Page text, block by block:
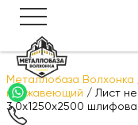
Металлобаза Волхонка
нержавеющий / Лист
3,0х1250х2500